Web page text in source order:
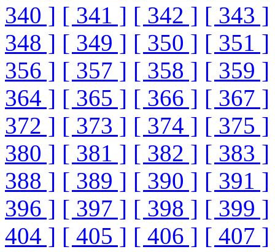
340 ] [ 341 ] [ 342 ] [ 343 ]
348 ] [ 349 ] [ 350 ] [ 351 ]
356 ] [ 357 ] [ 358 ] [ 359 ]
364 ] [ 365 ] [ 366 ] [ 367 ]
372 ] [ 373 ] [ 374 ] [ 375 ]
380 ] [ 381 ] [ 382 ] [ 383 ]
388 ] [ 389 ] [ 390 ] [ 391 ]
396 ] [ 397 ] [ 398 ] [ 399 ]
404 ] [ 405 ] [ 406 ] [ 407 ]